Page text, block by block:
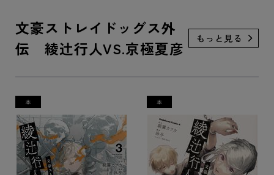
文豪ストレイドッグス外
伝 綾辻行人VS.京極夏彦